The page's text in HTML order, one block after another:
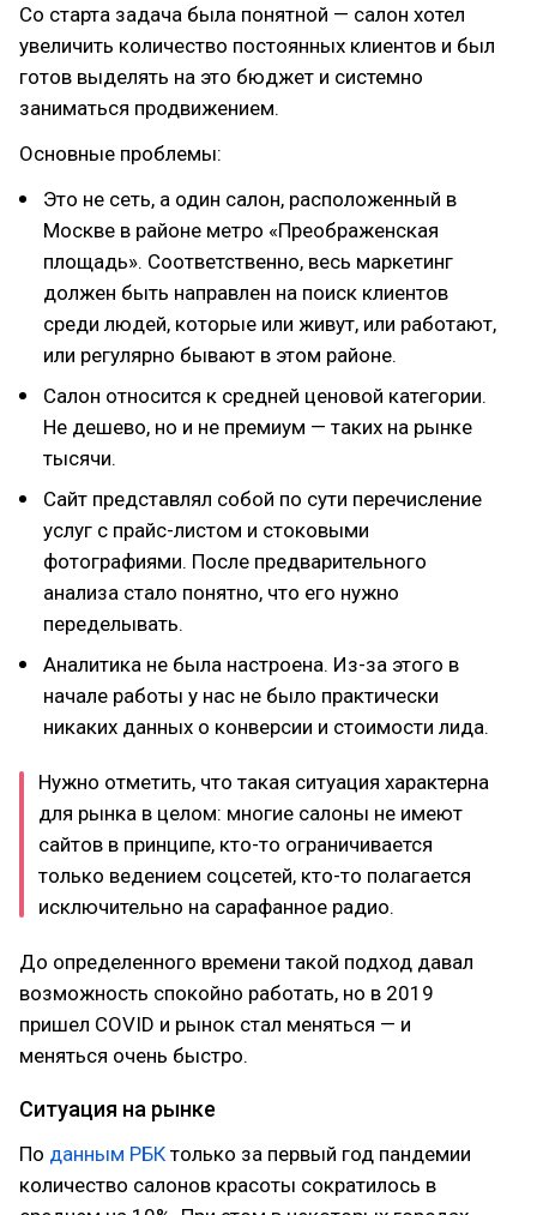
Со старта задача была понятной — салон хотел
увеличить количество постоянных клиентов и был
готов выделять на это бюджет и системно
заниматься продвижением.
Основные проблемы:
Это не сеть, а один салон, расположенный в
Москве в районе метро «Преображенская
площадь». Соответственно, весь маркетинг
должен быть направлен на поиск клиентов
среди людей, которые или живут, или работают,
или регулярно бывают в этом районе.
Салон относится к средней ценовой категории.
Не дешево, но и не премиум — таких на рынке
тысячи.
Сайт представлял собой по сути перечисление
услуг с прайс-листом и стоковыми
фотографиями. После предварительного
анализа стало понятно, что его нужно
переделывать.
Аналитика не была настроена. Из-за этого в
начале работы у нас не было практически
никаких данных о конверсии и стоимости лида.
Нужно отметить, что такая ситуация характерна
для рынка в целом: многие салоны не имеют
сайтов в принципе, кто-то ограничивается
только ведением соцсетей, кто-то полагается
исключительно на сарафанное радио.
До определенного времени такой подход давал
возможность спокойно работать, но в 2019
пришел COVID и рынок стал меняться — и
меняться очень быстро.
Ситуация на рынке
По данным РБК только за первый год пандемии
количество салонов красоты сократилось в